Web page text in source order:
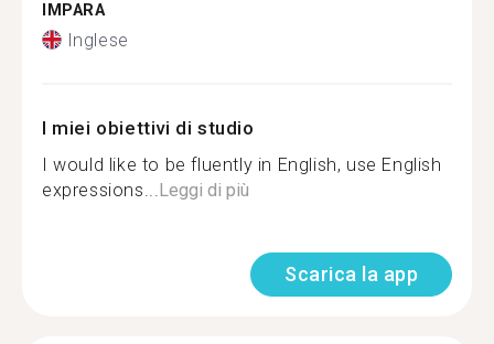
IMPARA
Inglese
I miei obiettivi di studio
I would like to be fluently in English, use English
expressions... Leggi di più
Scarica la app